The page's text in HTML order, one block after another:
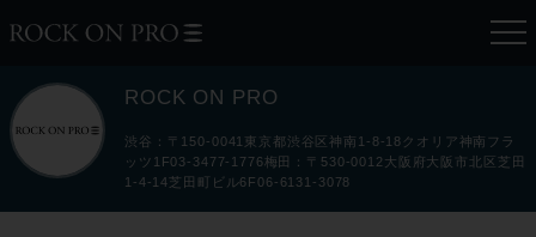
ROCK ON PRO
渋谷：〒150-0041東京都渋谷区神南1-8-18クオリア神南フラ
ッツ1F03-3477-1776梅田：〒530-0012大阪府大阪市北区芝田
1-4-14芝田町ビル6F06-6131-3078